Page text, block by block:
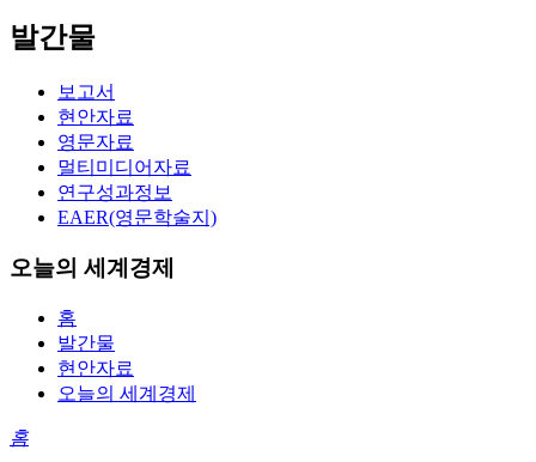
발간물
보고서
현안자료
영문자료
멀티미디어자료
연구성과정보
EAER(영문학술지)
오늘의 세계경제
홈
발간물
현안자료
오늘의 세계경제
홈